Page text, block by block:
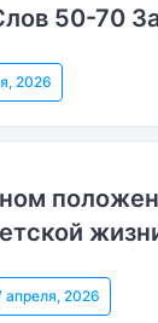
50-70
2026
апреля, 2026